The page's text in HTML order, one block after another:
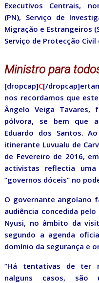
Executivos Centrais,
(PN), Serviço de
Migração e Estrangeiros
Serviço de Protecção Civil
Ministro para
[dropcap]C[/
nos recordamos que
Ângelo Veiga Tavares,
pólvora, se bem que
Eduardo dos Santos.
itinerante Luvualu de
de Fevereiro de 2016,
activistas reflectia
“governos dóceis” no
O governante angolano
audiência concedida
Nyusi, no âmbito da
segundo a agenda
domínio da segurança e
“Há tentativas de ter
nalguns casos, são